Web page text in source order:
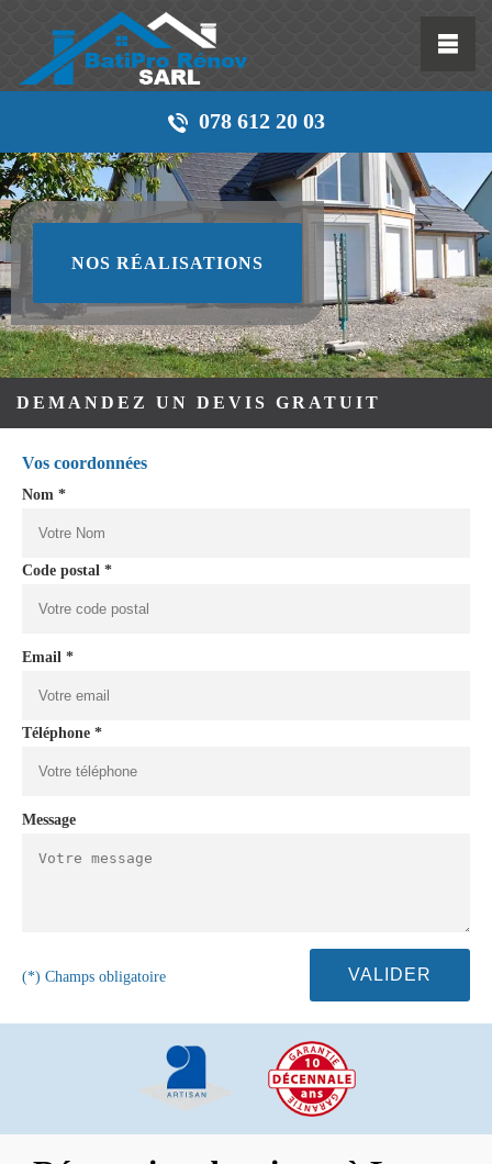
078 612 20 03
NOS RÉALISATIONS
DEMANDEZ UN DEVIS GRATUIT
Vos coordonnées
Nom *
Code postal *
Email *
Téléphone *
Message
(*) Champs obligatoire